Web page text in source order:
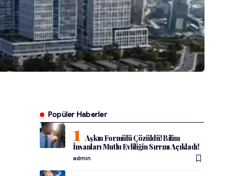
Popüler Haberler
Aşkın Formülü Çözüldü! Bilim
İnsanları Mutlu Evliliğin Sırrını Açıkladı!
admin